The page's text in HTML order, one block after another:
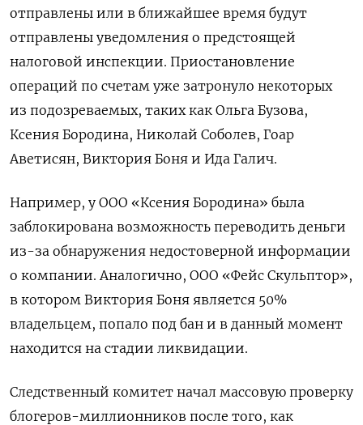
отправлены или в ближайшее время будут
отправлены уведомления о предстоящей
налоговой инспекции. Приостановление
операций по счетам уже затронуло некоторых
из подозреваемых, таких как Ольга Бузова,
Ксения Бородина, Николай Соболев, Гоар
Аветисян, Виктория Боня и Ида Галич.
Например, у ООО «Ксения Бородина» была
заблокирована возможность переводить деньги
из-за обнаружения недостоверной информации
о компании. Аналогично, ООО «Фейс Скульптор»,
в котором Виктория Боня является 50%
владельцем, попало под бан и в данный момент
находится на стадии ликвидации.
Следственный комитет начал массовую проверку
блогеров-миллионников после того, как